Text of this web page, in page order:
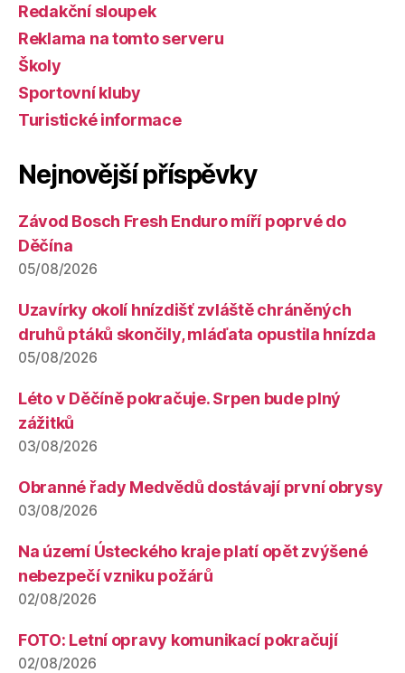
Redakční sloupek
Reklama na tomto serveru
Školy
Sportovní kluby
Turistické informace
Nejnovější příspěvky
Závod Bosch Fresh Enduro míří poprvé do
Děčína
05/08/2026
Uzavírky okolí hnízdišť zvláště chráněných
druhů ptáků skončily, mláďata opustila hnízda
05/08/2026
Léto v Děčíně pokračuje. Srpen bude plný
zážitků
03/08/2026
Obranné řady Medvědů dostávají první obrysy
03/08/2026
Na území Ústeckého kraje platí opět zvýšené
nebezpečí vzniku požárů
02/08/2026
FOTO: Letní opravy komunikací pokračují
02/08/2026